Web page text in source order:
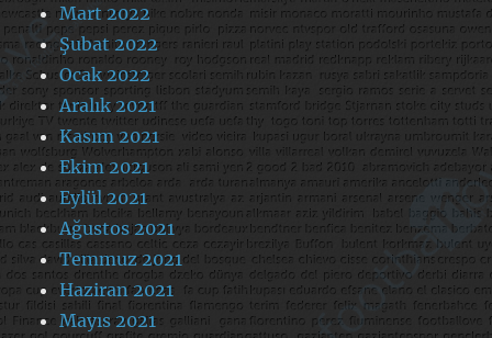
Mart 2022
Şubat 2022
Ocak 2022
Aralık 2021
Kasım 2021
Ekim 2021
Eylül 2021
Ağustos 2021
Temmuz 2021
Haziran 2021
Mayıs 2021